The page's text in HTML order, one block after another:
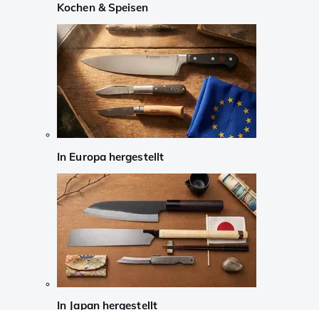
Kochen & Speisen
In Europa hergestellt
In Japan hergestellt